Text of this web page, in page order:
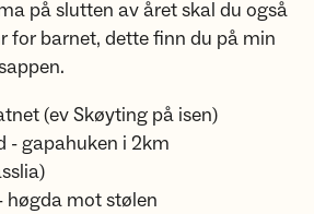
på slutten av året skal du også
for barnet, dette finn du på min
(ev Skøyting på isen)
- gapahuken i 2km
høgda mot stølen